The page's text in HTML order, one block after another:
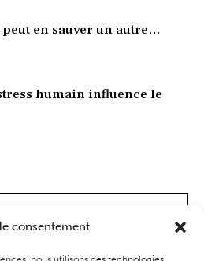
consentement
en sauver un autre…
humain influence le